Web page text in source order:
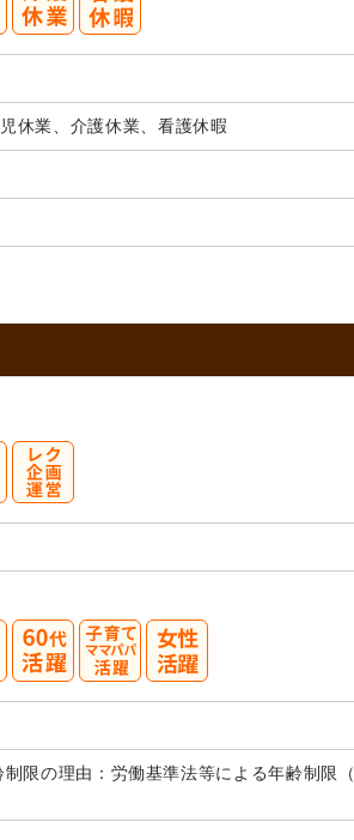
休業、介護休業、看護休暇
限の理由：労働基準法等による年齢制限